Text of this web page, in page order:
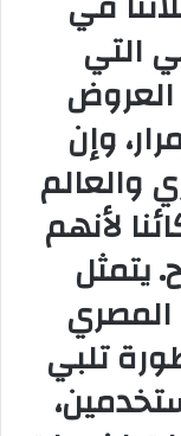
التي
العروض
وإن
والعالم
لأنهم
يتمثل
تلبي